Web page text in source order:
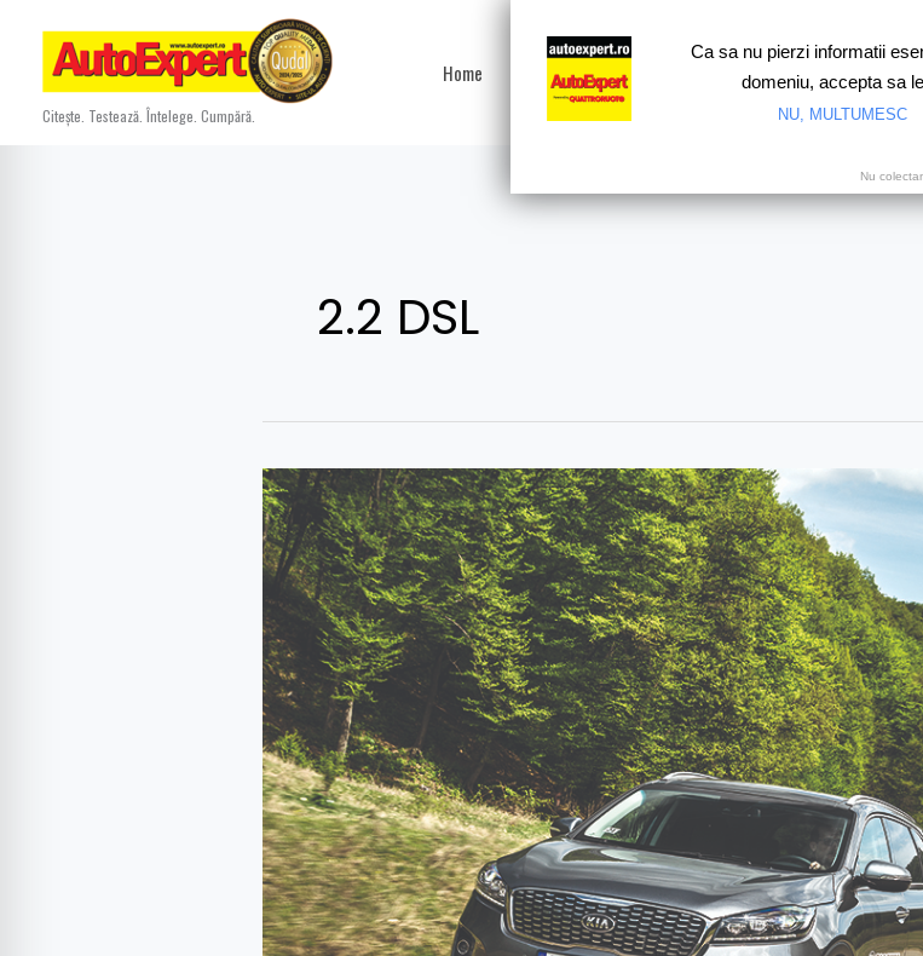
content
Citește. Testează. Întelege. Cumpără.
Home Test drive Motorsport
2.2 DSL
Drive
test
Kia
Sorento
2.2
DSL
Cosmo
AT
4×4
Ca sa nu pierzi informatii
domeniu, accepta sa
NU, MULTUMESC
Nu